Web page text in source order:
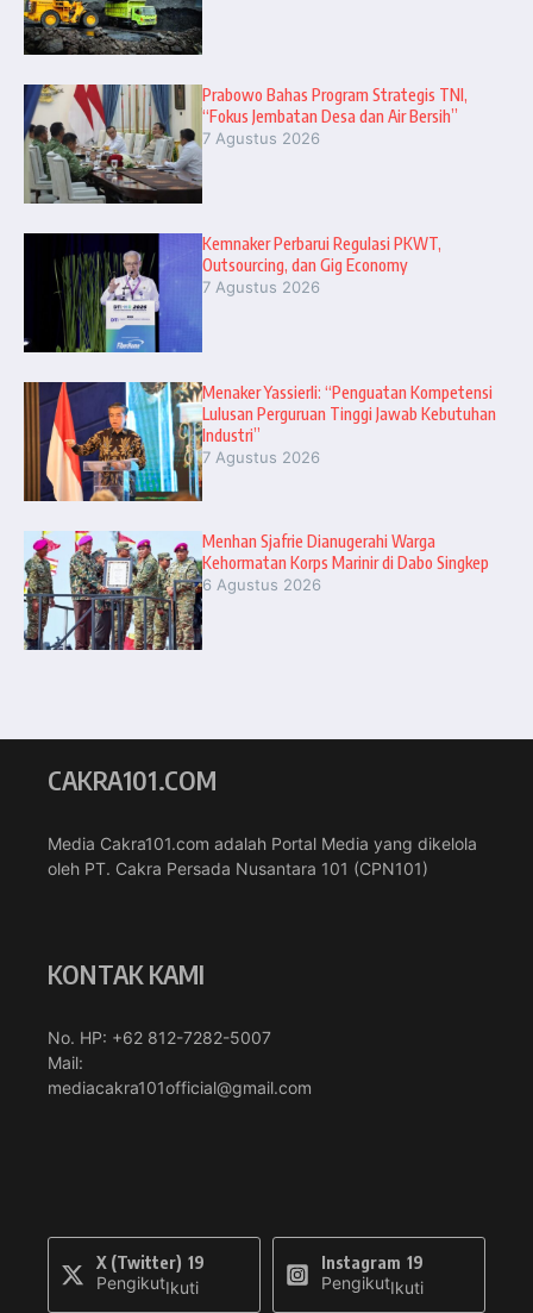
Prabowo Bahas Program Strategis TNI,
“Fokus Jembatan Desa dan Air Bersih”
7 Agustus 2026
Kemnaker Perbarui Regulasi PKWT,
Outsourcing, dan Gig Economy
7 Agustus 2026
Menaker Yassierli: “Penguatan Kompetensi
Lulusan Perguruan Tinggi Jawab Kebutuhan
Industri”
7 Agustus 2026
Menhan Sjafrie Dianugerahi Warga
Kehormatan Korps Marinir di Dabo Singkep
6 Agustus 2026
CAKRA101.COM
Media Cakra101.com adalah Portal Media yang dikelola
oleh PT. Cakra Persada Nusantara 101 (CPN101)
KONTAK KAMI
No. HP: +62 812-7282-5007
Mail:
mediacakra101official@gmail.com
X (Twitter) 19
PengikutIkuti
Instagram 19
PengikutIkuti